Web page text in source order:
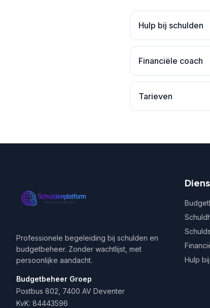
Hulp bij schulden
Financiële coach
Tarieven
Professionele begeleiding bij schulden en
budgetbeheer. Zonder wachtlijst, met
persoonlijke aandacht.
Budgetbeheer Groep
Postbus 802, 7400 AV Deventer
KvK: 84443596
Hulp